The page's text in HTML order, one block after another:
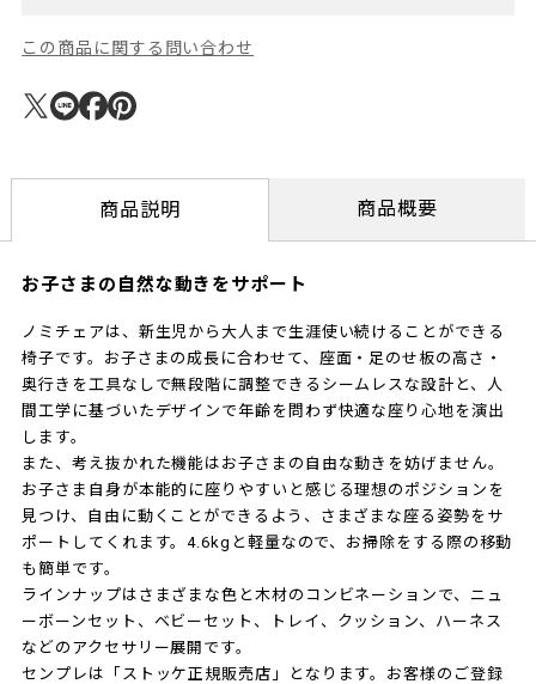
この商品に関する問い合わせ
商品説明 商品概要
お子さまの自然な動きをサポート
ノミチェアは、新生児から大人まで生涯使い続けることができる
椅子です。お子さまの成長に合わせて、座面・足のせ板の高さ・
奥行きを工具なしで無段階に調整できるシームレスな設計と、人
間工学に基づいたデザインで年齢を問わず快適な座り心地を演出
します。
また、考え抜かれた機能はお子さまの自由な動きを妨げません。
お子さま自身が本能的に座りやすいと感じる理想のポジションを
見つけ、自由に動くことができるよう、さまざまな座る姿勢をサ
ポートしてくれます。4.6kgと軽量なので、お掃除をする際の移動
も簡単です。
ラインナップはさまざまな色と木材のコンビネーションで、ニュ
ーボーンセット、ベビーセット、トレイ、クッション、ハーネス
などのアクセサリー展開です。
センプレは「ストッケ正規販売店」となります。お客様のご登録